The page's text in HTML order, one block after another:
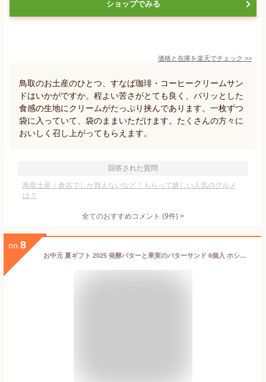
ショップでみる
価格と在庫を楽天でチェック >>
鳥取のお土産のひとつ、すなば珈琲・コーヒークリームサン
ドはいかがですか。程よい苦さがとても良く、パリッとした
食感の生地にクリームがたっぷり挟んであります。一枚ずつ
袋に入っていて、袋のままいただけます。たくさんの方々に
おいしく召し上がってもらえます。
回答された質問
鳥取土産｜倉吉でしか買えないなど！もらって嬉しい人気のグルメ
は？
全てのおすすめコメント (9件) >
no. 8
お中元 夏ギフト 2025 発酵バターと果実のバターサンド 6個入 ホシフルーツ 「季節限定」スイーツ 父の日 ギフト 詰め合わせ 果物 タルト アイス 山口 お土産 母の日 瀬戸内 お取り寄せ 洋菓子